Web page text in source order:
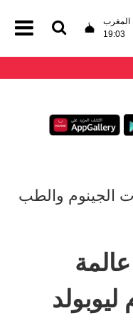
المغرب
19:03
الجينوم والطب
ليوبولد